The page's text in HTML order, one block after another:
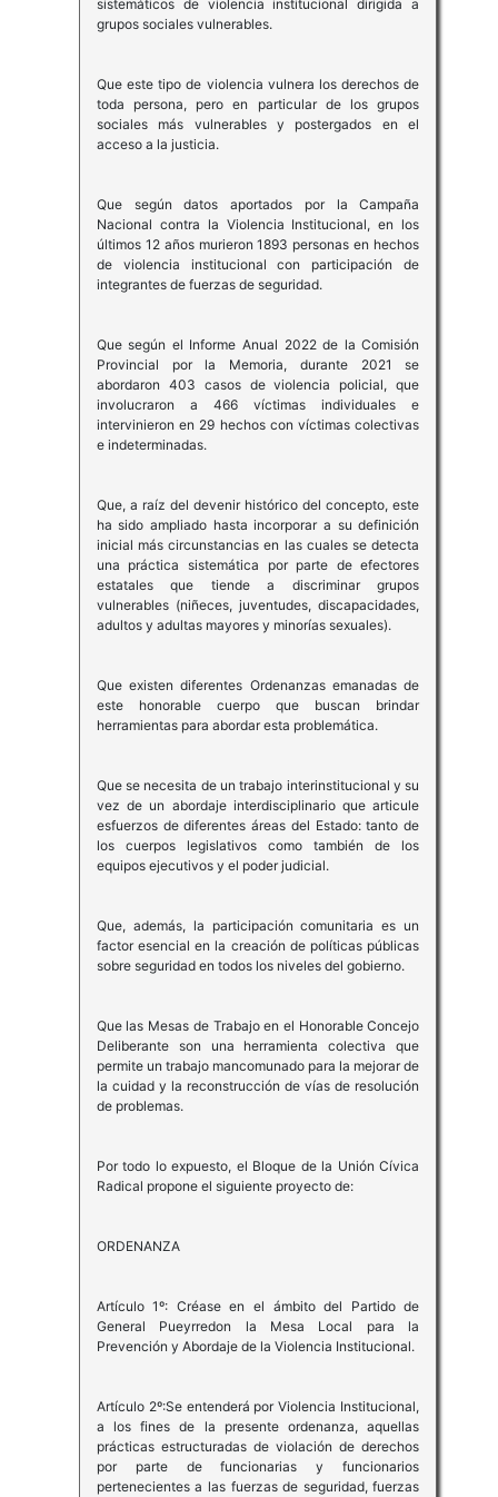
sistemáticos de violencia institucional dirigida a
grupos sociales vulnerables.
Que este tipo de violencia vulnera los derechos de
toda persona, pero en particular de los grupos
sociales más vulnerables y postergados en el
acceso a la justicia.
Que según datos aportados por la Campaña
Nacional contra la Violencia Institucional, en los
últimos 12 años murieron 1893 personas en hechos
de violencia institucional con participación de
integrantes de fuerzas de seguridad.
Que según el Informe Anual 2022 de la Comisión
Provincial por la Memoria, durante 2021 se
abordaron 403 casos de violencia policial, que
involucraron a 466 víctimas individuales e
intervinieron en 29 hechos con víctimas colectivas
e indeterminadas.
Que, a raíz del devenir histórico del concepto, este
ha sido ampliado hasta incorporar a su definición
inicial más circunstancias en las cuales se detecta
una práctica sistemática por parte de efectores
estatales que tiende a discriminar grupos
vulnerables (niñeces, juventudes, discapacidades,
adultos y adultas mayores y minorías sexuales).
Que existen diferentes Ordenanzas emanadas de
este honorable cuerpo que buscan brindar
herramientas para abordar esta problemática.
Que se necesita de un trabajo interinstitucional y su
vez de un abordaje interdisciplinario que articule
esfuerzos de diferentes áreas del Estado: tanto de
los cuerpos legislativos como también de los
equipos ejecutivos y el poder judicial.
Que, además, la participación comunitaria es un
factor esencial en la creación de políticas públicas
sobre seguridad en todos los niveles del gobierno.
Que las Mesas de Trabajo en el Honorable Concejo
Deliberante son una herramienta colectiva que
permite un trabajo mancomunado para la mejorar de
la cuidad y la reconstrucción de vías de resolución
de problemas.
Por todo lo expuesto, el Bloque de la Unión Cívica
Radical propone el siguiente proyecto de:
ORDENANZA
Artículo 1º: Créase en el ámbito del Partido de
General Pueyrredon la Mesa Local para la
Prevención y Abordaje de la Violencia Institucional.
Artículo 2º:Se entenderá por Violencia Institucional,
a los fines de la presente ordenanza, aquellas
prácticas estructuradas de violación de derechos
por parte de funcionarias y funcionarios
pertenecientes a las fuerzas de seguridad, fuerzas